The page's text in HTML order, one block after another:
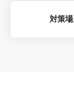
対策